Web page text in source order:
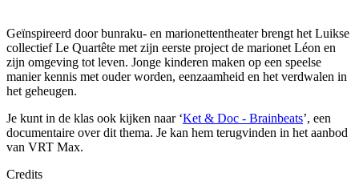
Geïnspireerd door bunraku- en marionettentheater brengt het Luikse
collectief Le Quartête met zijn eerste project de marionet Léon en
zijn omgeving tot leven. Jonge kinderen maken op een speelse
manier kennis met ouder worden, eenzaamheid en het verdwalen in
het geheugen.
Je kunt in de klas ook kijken naar ‘Ket & Doc - Brainbeats’, een
documentaire over dit thema. Je kan hem terugvinden in het aanbod
van VRT Max.
Credits